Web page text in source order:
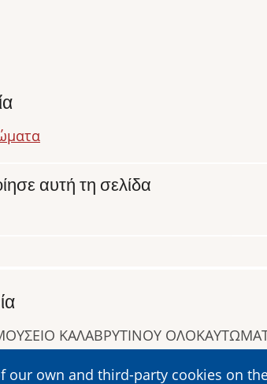
αυτή τη σελίδα
our own and third-party cookies on
ΚΑΛΑΒΡΥΤΙΝΟΥ
, 2692360220